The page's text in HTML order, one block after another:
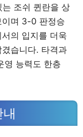
조쉬 퀸란을 상
이며 3-0 판정승
의 입지를 더욱
습니다. 타격과
영 능력도 한층